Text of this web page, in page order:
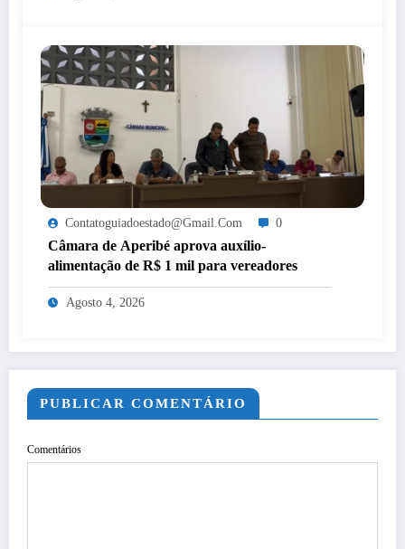
Contatoguiadoestado@gmail.com 0
Câmara de Aperibé aprova auxílio-
alimentação de R$ 1 mil para vereadores
Agosto 4, 2026
PUBLICAR COMENTÁRIO
Comentários